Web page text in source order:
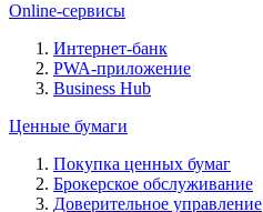
Online-сервисы
Интернет-банк
PWA-приложение
Business Hub
Ценные бумаги
Покупка ценных бумаг
Брокерское обслуживание
Доверительное управление